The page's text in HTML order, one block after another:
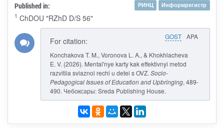
Published in: РИНЦ
Информрегистр
1 ChDOU "RZhD D/S 56"
GOST APA
For citation:
Konchakova T. M., Voronova L. A., & Khokhlacheva
E. V. (2026). Mental'nye karty kak effektivnyi metod
razvitiia sviaznoi rechi u detei s OVZ. Socio-
Pedagogical Issues of Education and Upbringing, 489-
490. Чебоксары: Sreda Publishing House.